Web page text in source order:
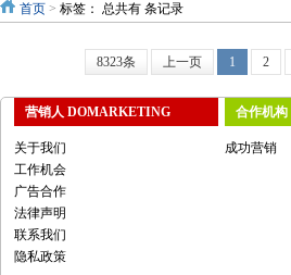
首页 > 标签： 总共有 条记录
8323条 上一页 1 2
营销人 DOMARKETING
关于我们
工作机会
广告合作
法律声明
联系我们
隐私政策
合作机构
成功营销